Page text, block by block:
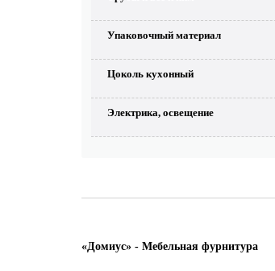
Упаковочный материал
Цоколь кухонный
Электрика, освещение
«Домиус» - Мебельная фурнитура